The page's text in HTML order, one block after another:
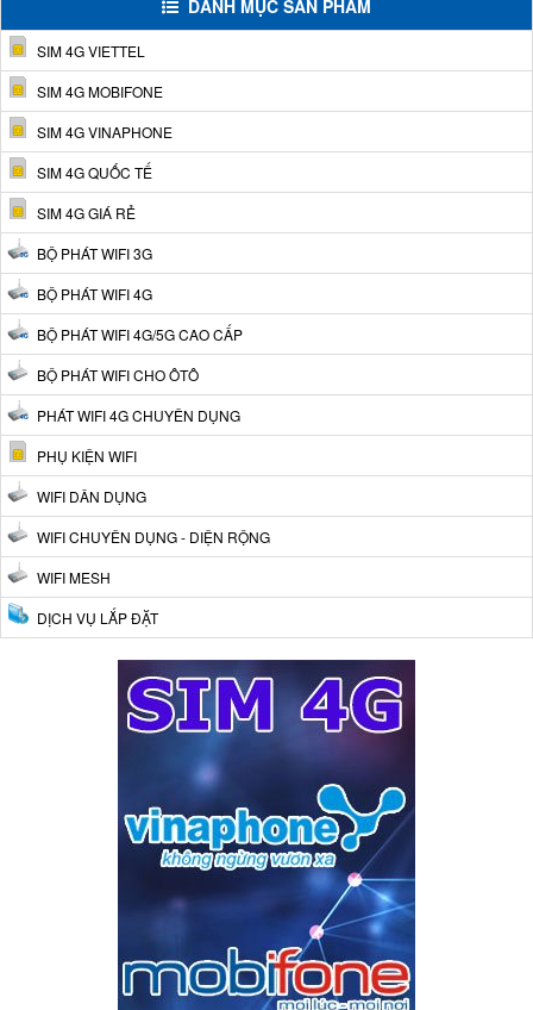
DANH MỤC SẢN PHẨM
SIM 4G VIETTEL
SIM 4G MOBIFONE
SIM 4G VINAPHONE
SIM 4G QUỐC TẾ
SIM 4G GIÁ RẺ
BỘ PHÁT WIFI 3G
BỘ PHÁT WIFI 4G
BỘ PHÁT WIFI 4G/5G CAO CẤP
BỘ PHÁT WIFI CHO ÔTÔ
PHÁT WIFI 4G CHUYÊN DỤNG
PHỤ KIỆN WIFI
WIFI DÂN DỤNG
WIFI CHUYÊN DỤNG - DIỆN RỘNG
WIFI MESH
DỊCH VỤ LẮP ĐẶT